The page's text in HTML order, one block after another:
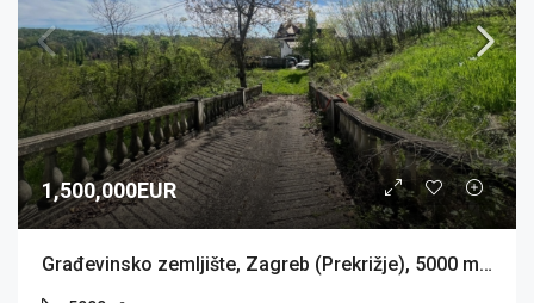
1,500,000EUR
Građevinsko zemljište, Zagreb (Prekrižje), 5000 m2, 400 BRP